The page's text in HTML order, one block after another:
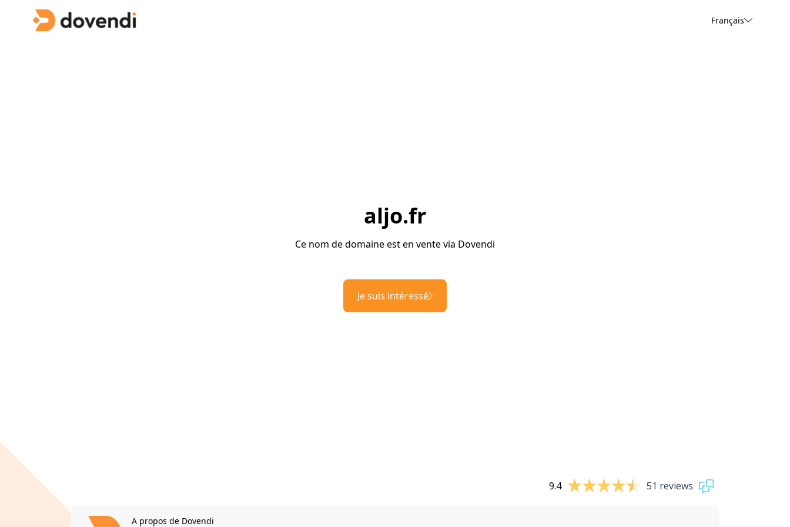
Français
aljo.fr
Ce nom de domaine est en vente via Dovendi
Je suis intéressé
9.4 51 reviews
A propos de Dovendi